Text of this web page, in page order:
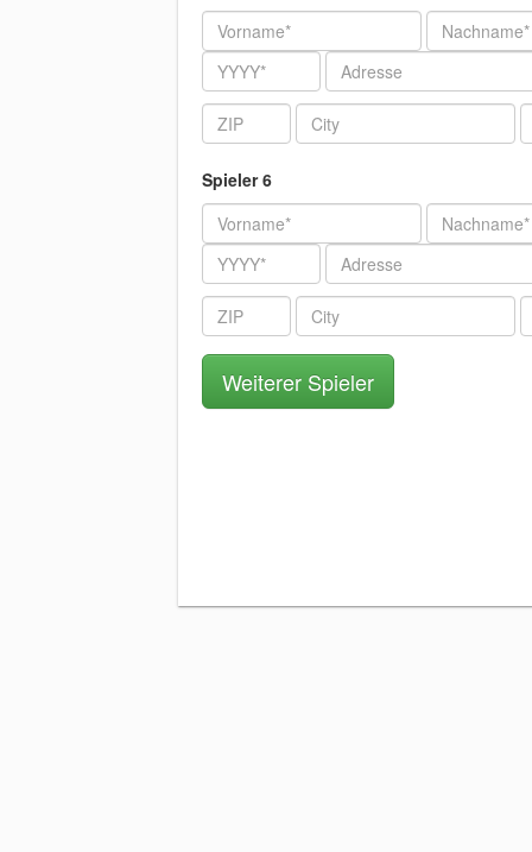
Vorname
Nachname
Jahr
Adresse
ZIP City
Spieler 6
Vorname
Nachname
Jahr
Adresse
ZIP City
Weiterer Spieler